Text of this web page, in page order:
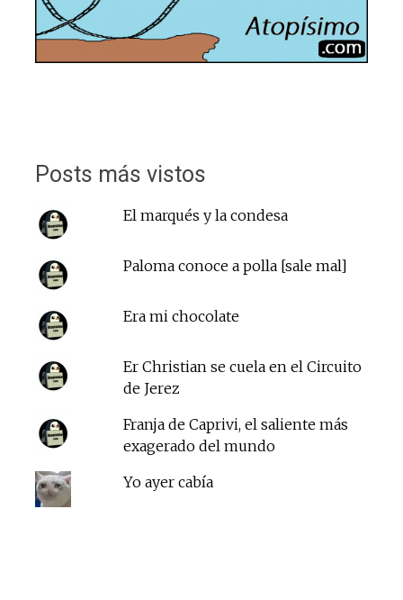
Posts más vistos
El marqués y la condesa
Paloma conoce a polla [sale mal]
Era mi chocolate
Er Christian se cuela en el Circuito
de Jerez
Franja de Caprivi, el saliente más
exagerado del mundo
Yo ayer cabía